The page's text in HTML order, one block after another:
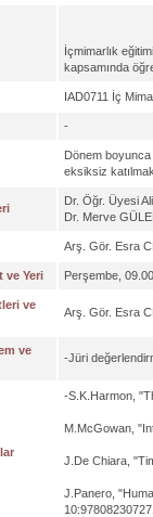
İçmimarlık
kapsamında
IAD0711 İç
-
Dönem
eksiksiz
Dr. Öğr. Üyesi
Dr. Merve
Arş. Gör. Esra
ve Yeri Perşembe,
ve
Arş. Gör. Esra
ve
-Jüri
-S.K.Harmon,
M.McGowan,
J.De Chiara,
J.Panero,